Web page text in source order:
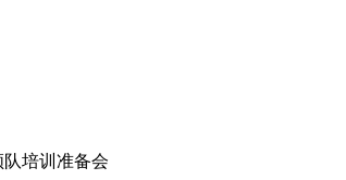
培训准备会